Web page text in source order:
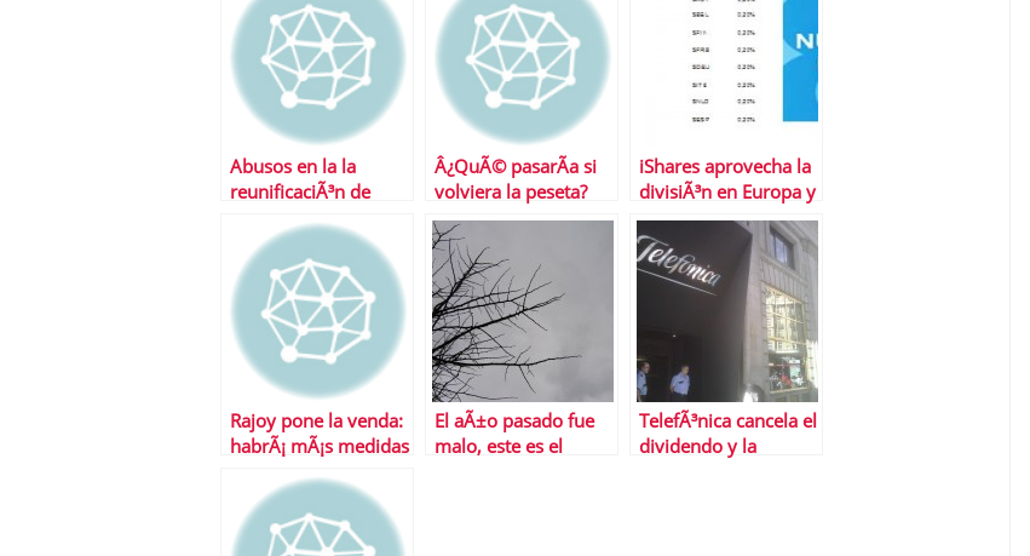
Abusos en la la
reunificaciÃ³n de
Â¿QuÃ© pasarÃ­a si
volviera la peseta?
iShares aprovecha la
divisiÃ³n en Europa y
lanza ETFS sobre
bonos soberanos
Rajoy pone la venda:
habrÃ¡ mÃ¡s medidas
El aÃ±o pasado fue
malo, este es el
TelefÃ³nica cancela el
dividendo y la